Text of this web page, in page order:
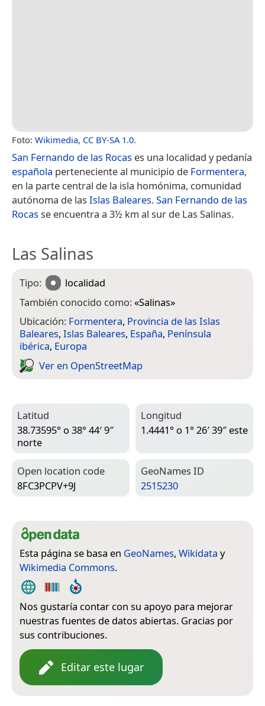
Foto: Wikimedia, CC BY-SA 1.0.
San Fernando de las Rocas es una localidad y pedanía
española perteneciente al municipio de Formentera,
en la parte central de la isla homónima, comunidad
autónoma de las Islas Baleares.San Fernando de las
Rocasse encuentra a 3½ km al sur de Las Salinas.
Las Salinas
Tipo:
localidad
También conocido como:«Salinas»
Ubicación: Formentera, Provincia de las Islas
Baleares, Islas Baleares, España, Península
ibérica, Europa
Ver en Open­Street­Map
Latitud
38.73595° o 38° 44′ 9″
norte
Longitud
1.4441° o 1° 26′ 39″ este
Open location code
8FC3PCPV+9J
Geo­Names ID
2515230
Esta página se basa en GeoNames, Wikidata y
Wikimedia Commons.
Nos gustaría contar con su apoyo para mejorar
nuestras fuentes de datos abiertas. Gracias por
sus contribuciones.
Editar este lugar